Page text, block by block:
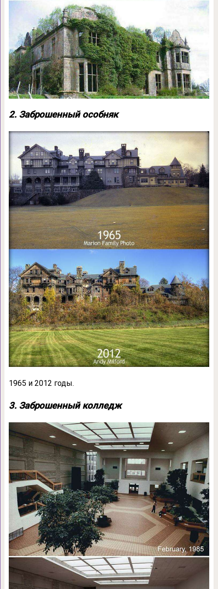
2. Заброшенный особняк
1965 и 2012 годы.
3. Заброшенный колледж